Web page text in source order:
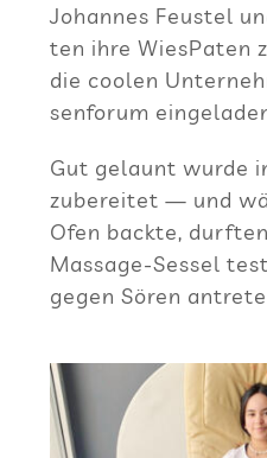
Johan­nes Feus­tel
ten ihre Wie­sPa­ten
die coo­len
sen­fo­rum
Gut gelaunt wurde
zube­rei­tet — und
Ofen backte,
Mas­sage-Ses­sel
gegen Sören